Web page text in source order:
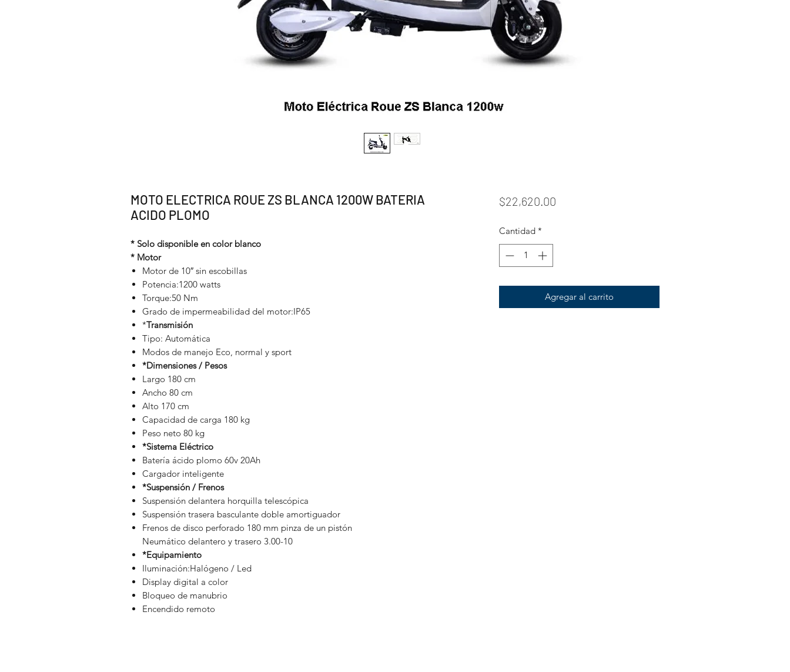
MOTO ELECTRICA ROUE ZS BLANCA 1200W BATERIA
ACIDO PLOMO
* Solo disponible en color blanco
* Motor
Motor de 10″ sin escobillas
Potencia:1200 watts
Torque:50 Nm
Grado de impermeabilidad del motor:IP65
*Transmisión
Tipo: Automática
Modos de manejo Eco, normal y sport
*Dimensiones / Pesos
Largo 180 cm
Ancho 80 cm
Alto 170 cm
Capacidad de carga 180 kg
Peso neto 80 kg
*Sistema Eléctrico
Batería ácido plomo 60v 20Ah
Cargador inteligente
*Suspensión / Frenos
Suspensión delantera horquilla telescópica
Suspensión trasera basculante doble amortiguador
Frenos de disco perforado 180 mm pinza de un pistón
Neumático delantero y trasero 3.00-10
*Equipamiento
Iluminación:Halógeno / Led
Display digital a color
Bloqueo de manubrio
Encendido remoto
$22,620.00Precio
Cantidad *
Agregar al carrito